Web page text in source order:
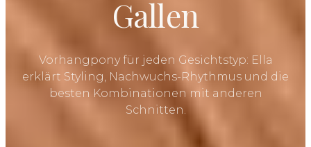
Gallen
Vorhangpony für jeden Gesichtstyp: Ella
erklärt Styling, Nachwuchs-Rhythmus und die
besten Kombinationen mit anderen
Schnitten.